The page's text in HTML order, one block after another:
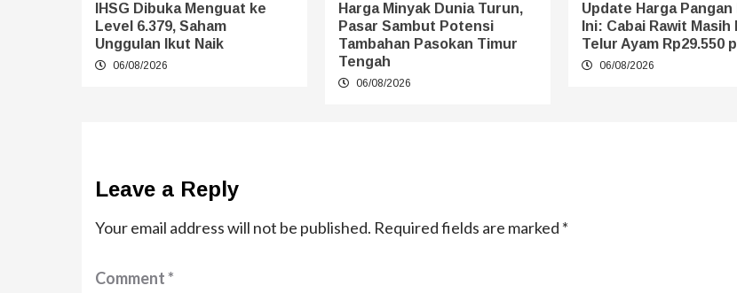
IHSG Dibuka Menguat ke
Level 6.379, Saham
Unggulan Ikut Naik
06/08/2026
Harga Minyak Dunia Turun,
Pasar Sambut Potensi
Tambahan Pasokan Timur
Tengah
06/08/2026
Update Harga Pangan
Ini: Cabai Rawit Masih
Telur Ayam Rp29.550
06/08/2026
Leave a Reply
Your email address will not be published. Required fields are marked *
Comment*